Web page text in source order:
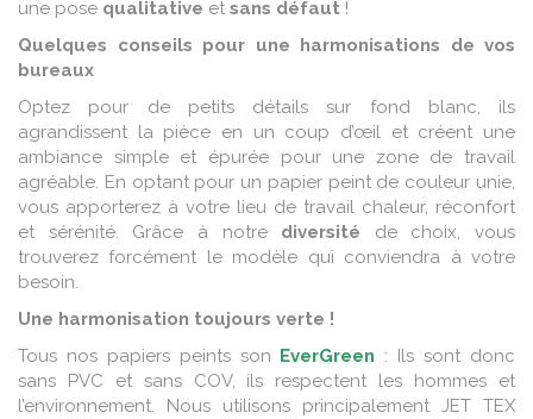
une pose qualitative et sans défaut !
Quelques conseils pour une harmonisations de vos
bureaux
Optez pour de petits détails sur fond blanc, ils
agrandissent la pièce en un coup d’œil et créent une
ambiance simple et épurée pour une zone de travail
agréable. En optant pour un papier peint de couleur unie,
vous apporterez à votre lieu de travail chaleur, réconfort
et sérénité. Grâce à notre diversité de choix, vous
trouverez forcément le modèle qui conviendra à votre
besoin.
Une harmonisation toujours verte !
Tous nos papiers peints son
EverGreen : Ils sont donc
sans PVC et sans COV, ils respectent les hommes et
l’environnement. Nous utilisons principalement JET TEX